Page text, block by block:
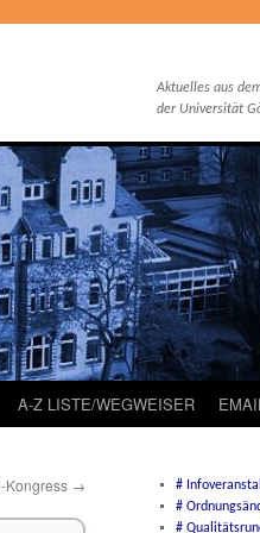
Aktuelles aus
der Universität
A-Z LISTE/WEGWEISER
Kongress →
#
#
#